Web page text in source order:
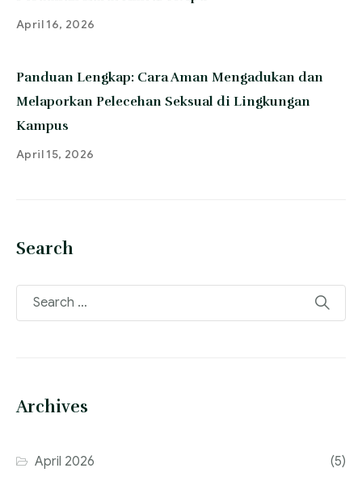
April 16, 2026
Panduan Lengkap: Cara Aman Mengadukan dan
Melaporkan Pelecehan Seksual di Lingkungan
Kampus
April 15, 2026
Search
Archives
April 2026 (5)